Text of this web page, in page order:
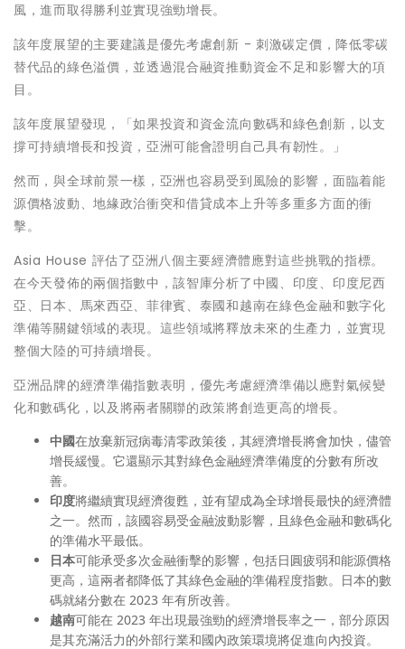
風，進而取得勝利並實現強勁增長。
該年度展望的主要建議是優先考慮創新 - 刺激碳定價，降低零碳
替代品的綠色溢價，並透過混合融資推動資金不足和影響大的項
目。
該年度展望發現，「如果投資和資金流向數碼和綠色創新，以支
撐可持續增長和投資，亞洲可能會證明自己具有韌性。」
然而，與全球前景一樣，亞洲也容易受到風險的影響，面臨着能
源價格波動、地緣政治衝突和借貸成本上升等多重多方面的衝
擊。
Asia House 評估了亞洲八個主要經濟體應對這些挑戰的指標。
在今天發佈的兩個指數中，該智庫分析了中國、印度、印度尼西
亞、日本、馬來西亞、菲律賓、泰國和越南在綠色金融和數字化
準備等關鍵領域的表現。這些領域將釋放未來的生產力，並實現
整個大陸的可持續增長。
亞洲品牌的經濟準備指數表明，優先考慮經濟準備以應對氣候變
化和數碼化，以及將兩者關聯的政策將創造更高的增長。
中國在放棄新冠病毒清零政策後，其經濟增長將會加快，儘管
增長緩慢。它還顯示其對綠色金融經濟準備度的分數有所改
善。
印度將繼續實現經濟復甦，並有望成為全球增長最快的經濟體
之一。然而，該國容易受金融波動影響，且綠色金融和數碼化
的準備水平最低。
日本可能承受多次金融衝擊的影響，包括日圓疲弱和能源價格
更高，這兩者都降低了其綠色金融的準備程度指數。日本的數
碼就緒分數在 2023 年有所改善。
越南可能在 2023 年出現最強勁的經濟增長率之一，部分原因
是其充滿活力的外部行業和國內政策環境將促進向內投資。